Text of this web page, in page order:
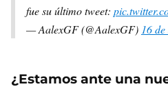
fue su último tweet:
— AalexGF (@AalexGF) 16
¿Estamos ante una